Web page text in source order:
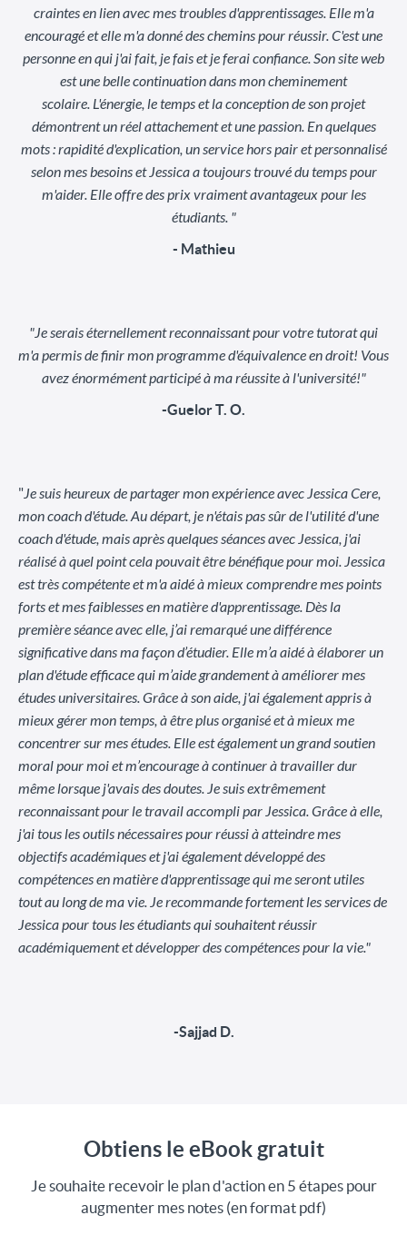
craintes en lien avec mes troubles d'apprentissages. Elle m'a
encouragé et elle m'a donné des chemins pour réussir. C'est une
personne en qui j'ai fait, je fais et je ferai confiance. Son site web
est une belle continuation dans mon cheminement
scolaire. L'énergie, le temps et la conception de son projet
démontrent un réel attachement et une passion. En quelques
mots : rapidité d'explication, un service hors pair et personnalisé
selon mes besoins et Jessica a toujours trouvé du temps pour
m'aider. Elle offre des prix vraiment avantageux pour les
étudiants. "
- Mathieu
"Je serais éternellement reconnaissant pour votre tutorat qui
m'a permis de finir mon programme d'équivalence en droit! Vous
avez énormément participé à ma réussite à l'université!"
-Guelor T. O.
"Je suis heureux de partager mon expérience avec Jessica Cere,
mon coach d'étude. Au départ, je n'étais pas sûr de l'utilité d'une
coach d'étude, mais après quelques séances avec Jessica, j'ai
réalisé à quel point cela pouvait être bénéfique pour moi. Jessica
est très compétente et m'a aidé à mieux comprendre mes points
forts et mes faiblesses en matière d'apprentissage. Dès la
première séance avec elle, j’ai remarqué une différence
significative dans ma façon d’étudier. Elle m’a aidé à élaborer un
plan d'étude efficace qui m’aide grandement à améliorer mes
études universitaires. Grâce à son aide, j'ai également appris à
mieux gérer mon temps, à être plus organisé et à mieux me
concentrer sur mes études. Elle est également un grand soutien
moral pour moi et m’encourage à continuer à travailler dur
même lorsque j'avais des doutes. Je suis extrêmement
reconnaissant pour le travail accompli par Jessica. Grâce à elle,
j'ai tous les outils nécessaires pour réussi à atteindre mes
objectifs académiques et j'ai également développé des
compétences en matière d'apprentissage qui me seront utiles
tout au long de ma vie. Je recommande fortement les services de
Jessica pour tous les étudiants qui souhaitent réussir
académiquement et développer des compétences pour la vie."
-Sajjad D.
Obtiens le eBook gratuit
Je souhaite recevoir le plan d'action en 5 étapes pour
augmenter mes notes (en format pdf)